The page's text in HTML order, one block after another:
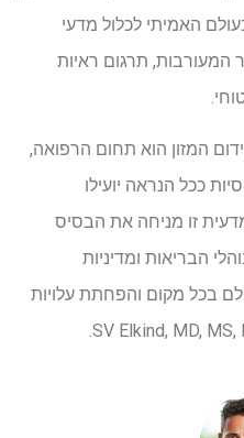
האמיתי לכלול מדעי
המעורבות, תרגום ראיות
המזון הוא תחום הרפואה,
ככל הנראה יועילו
זו מניחה את הבסיס
הבריאות ומדיניות
בכל מקום והפחתת עלויות